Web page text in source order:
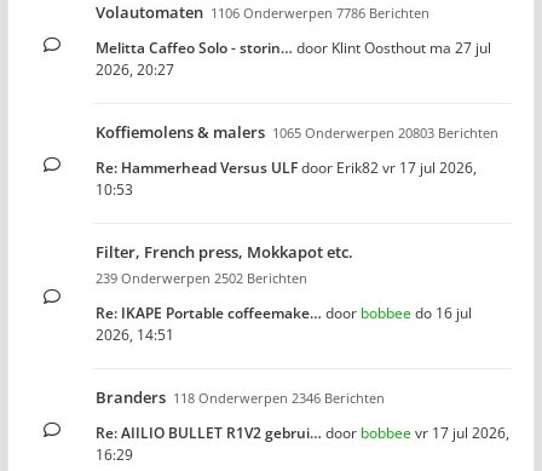
Volautomaten 1106 Onderwerpen 7786 Berichten
Melitta Caffeo Solo - storin… door Klint Oosthout ma 27 jul
2026, 20:27
Koffiemolens & malers 1065 Onderwerpen 20803 Berichten
Re: Hammerhead Versus ULFdoor Erik82vr 17 jul 2026,
10:53
Filter, French press, Mokkapot etc.
239 Onderwerpen 2502 Berichten
Re: IKAPE Portable coffeemake… door bobbeedo 16 jul
2026, 14:51
Branders 118 Onderwerpen 2346 Berichten
Re: AIILIO BULLET R1V2 gebrui… door bobbeevr 17 jul 2026,
16:29